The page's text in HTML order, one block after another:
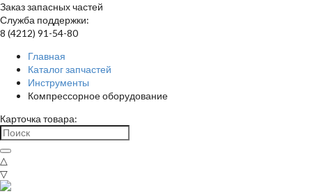
Заказ запасных частей
Служба поддержки:
8 (4212) 91-54-80
Главная
Каталог запчастей
Инструменты
Компрессорное оборудование
Карточка товара:
△
▽